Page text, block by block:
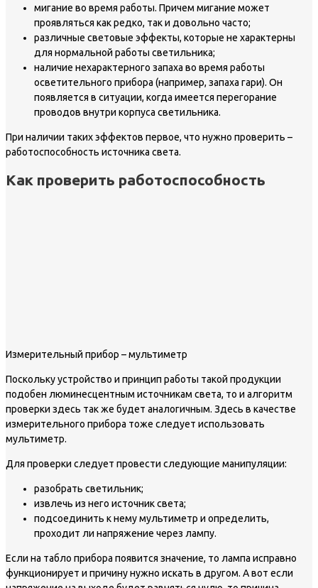
мигание во время работы. Причем мигание может
проявляться как редко, так и довольно часто;
различные световые эффекты, которые не характерны
для нормальной работы светильника;
наличие нехарактерного запаха во время работы
осветительного прибора (например, запаха гари). Он
появляется в ситуации, когда имеется перегорание
проводов внутри корпуса светильника.
При наличии таких эффектов первое, что нужно проверить –
работоспособность источника света.
Как проверить работоспособность
Измерительный прибор – мультиметр
Поскольку устройство и принцип работы такой продукции
подобен люминесцентным источникам света, то и алгоритм
проверки здесь так же будет аналогичным. Здесь в качестве
измерительного прибора тоже следует использовать
мультиметр.
Для проверки следует провести следующие манипуляции:
разобрать светильник;
извлечь из него источник света;
подсоединить к нему мультиметр и определить,
проходит ли напряжение через лампу.
Если на табло прибора появится значение, то лампа исправно
функционирует и причину нужно искать в другом. А вот если